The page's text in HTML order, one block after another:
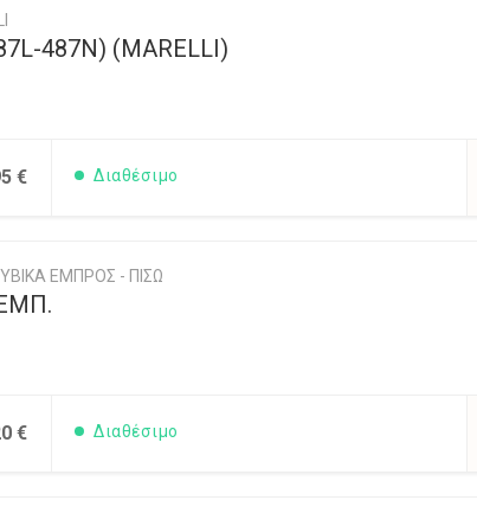
487N) (MARELLI)
€ Διαθέσιμο
ΕΜΠΡΟΣ - ΠΙΣΩ
€ Διαθέσιμο